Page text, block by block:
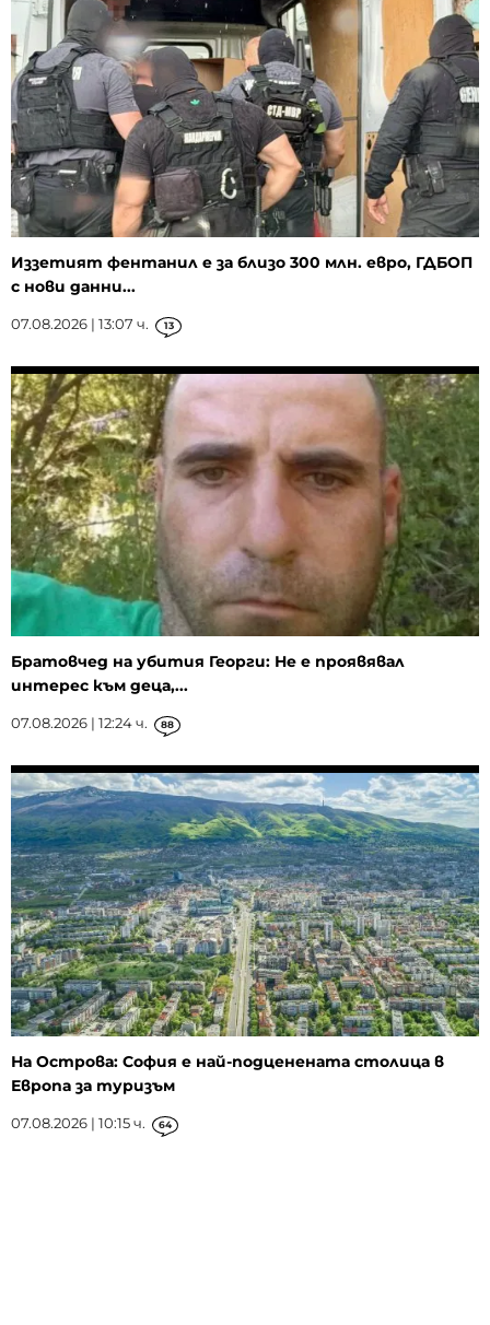
Иззетият фентанил е за близо 300 млн. евро, ГДБОП
с нови данни...
07.08.2026 | 13:07 ч. 13
Братовчед на убития Георги: Не е проявявал
интерес към деца,...
07.08.2026 | 12:24 ч. 88
На Острова: София е най-подценената столица в
Европа за туризъм
07.08.2026 | 10:15 ч. 64